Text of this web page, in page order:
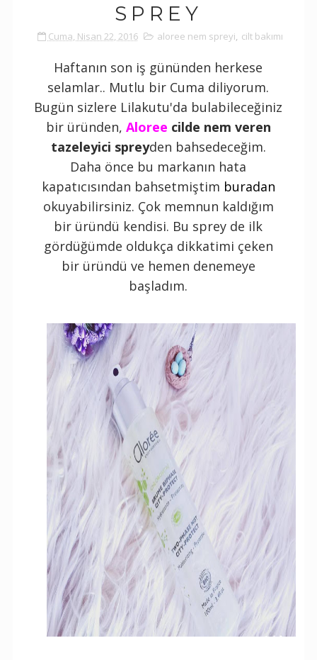
SPREY
Cuma, Nisan 22, 2016 aloree nem spreyi, cilt bakımı
Haftanın son iş gününden herkese
selamlar.. Mutlu bir Cuma diliyorum.
Bugün sizlere Lilakutu'da bulabileceğiniz
bir üründen, Aloree cilde nem veren
tazeleyici spreyden bahsedeceğim.
Daha önce bu markanın hata
kapatıcısından bahsetmiştim buradan
okuyabilirsiniz. Çok memnun kaldığım
bir üründü kendisi. Bu sprey de ilk
gördüğümde oldukça dikkatimi çeken
bir üründü ve hemen denemeye
başladım.